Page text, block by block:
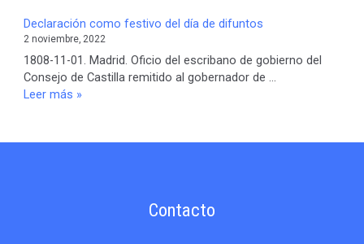
Santo
Tomás
Declaración como festivo del día de difuntos
2 noviembre, 2022
1808-11-01. Madrid. Oficio del escribano de gobierno del
Consejo de Castilla remitido al gobernador de …
Declaración
del
Leer más »
Contacto